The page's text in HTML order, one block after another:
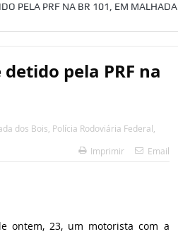
PELA PRF NA BR 101, EM MALHADA
pela PRF na
dos Bois Polícia Rodoviária Federal
Imprimir
Email
ontem, 23, um motorista com a